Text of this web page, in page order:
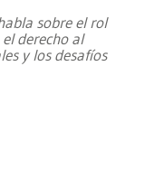
sobre el rol
derecho al
y los desafíos